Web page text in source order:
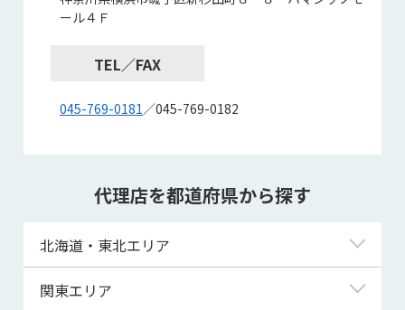
ール４Ｆ
TEL／FAX
045-769-0181／045-769-0182
代理店を都道府県から探す
北海道・東北エリア
北海道
関東エリア